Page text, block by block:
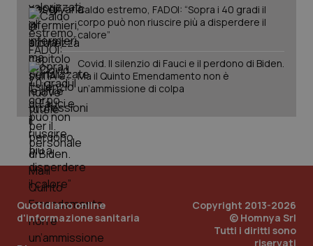
Caldo estremo, FADOI: “Sopra i 40 gradi il
corpo può non riuscire più a disperdere il
calore”
Covid. Il silenzio di Fauci e il perdono di Biden.
Ma il Quinto Emendamento non è
un’ammissione di colpa
Quotidiano online
d'informazione sanitaria
Copyright 2013-2026
© Homnya Srl
Tutti i diritti sono
riservati
PHPSESSID